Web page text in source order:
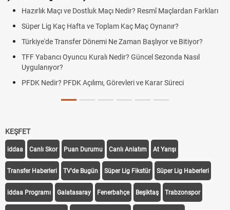
Hazırlık Maçı ve Dostluk Maçı Nedir? Resmî Maçlardan Farkları
Süper Lig Kaç Hafta ve Toplam Kaç Maç Oynanır?
Türkiye'de Transfer Dönemi Ne Zaman Başlıyor ve Bitiyor?
TFF Yabancı Oyuncu Kuralı Nedir? Güncel Sezonda Nasıl
Uygulanıyor?
PFDK Nedir? PFDK Açılımı, Görevleri ve Karar Süreci
KEŞFET
iddaa Canlı Skor Puan Durumu Canlı Anlatım At Yarışı
Transfer Haberleri TV'de Bugün Süper Lig Fikstür Süper Lig Haberleri
iddaa Programı Galatasaray Fenerbahçe Beşiktaş Trabzonspor